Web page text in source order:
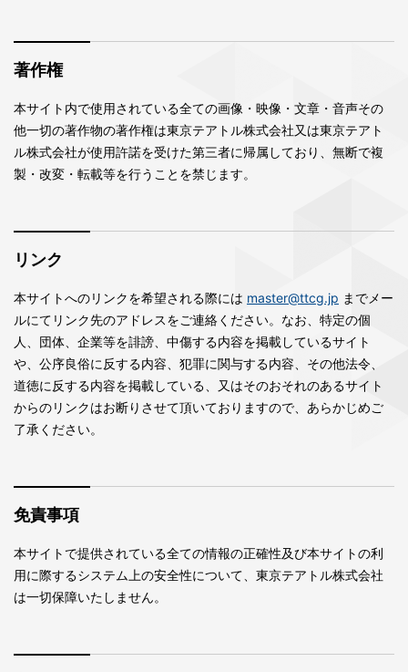
著作権
本サイト内で使用されている全ての画像・映像・文章・音声その
他一切の著作物の著作権は東京テアトル株式会社又は東京テアト
ル株式会社が使用許諾を受けた第三者に帰属しており、無断で複
製・改変・転載等を行うことを禁じます。
リンク
本サイトへのリンクを希望される際には master@ttcg.jp までメー
ルにてリンク先のアドレスをご連絡ください。なお、特定の個
人、団体、企業等を誹謗、中傷する内容を掲載しているサイト
や、公序良俗に反する内容、犯罪に関与する内容、その他法令、
道徳に反する内容を掲載している、又はそのおそれのあるサイト
からのリンクはお断りさせて頂いておりますので、あらかじめご
了承ください。
免責事項
本サイトで提供されている全ての情報の正確性及び本サイトの利
用に際するシステム上の安全性について、東京テアトル株式会社
は一切保障いたしません。